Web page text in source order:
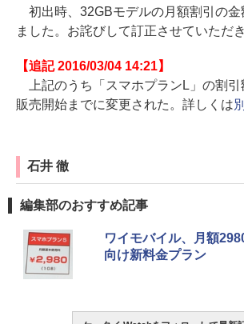
初出時、32GBモデルの月額割引の金
ました。お詫びして訂正させていただき
【追記 2016/03/04 14:21】
上記のうち「スマホプランL」の割引
販売開始までに変更された。詳しくは
石井 徹
編集部のおすすめ記事
ワイモバイル、月額
向け新料金プラン